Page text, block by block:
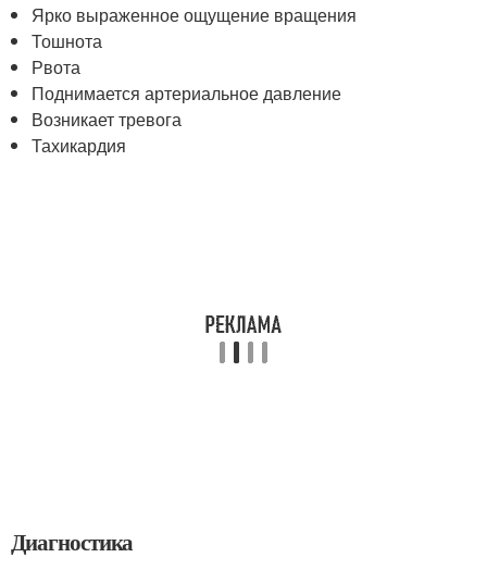
Ярко выраженное ощущение вращения
Тошнота
Рвота
Поднимается артериальное давление
Возникает тревога
Тахикардия
Диагностика